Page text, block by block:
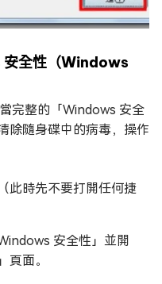
全性（Windows
完整的「Windows 安全
除隨身碟中的病毒，操作
此時先不要打開任何捷
安全性」並開
頁面。